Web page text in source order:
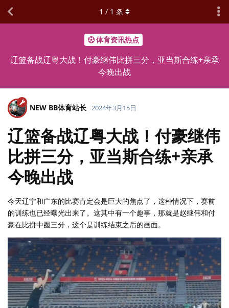
体育资讯热点
辽篮备战辽粤大战！付豪继伟比拼三分，亚当斯合练+亲承
今晚出战
1 / 1 条
NEW BB体育站长 2024年3月15日
辽篮备战辽粤大战！付豪继伟
比拼三分，亚当斯合练+亲承
今晚出战
今天辽宁和广东的比赛肯定会是巨大的焦点了，这种情况下，赛前
的训练也已经曝光出来了。这其中有一个趣事，那就是赵继伟和付
豪在比拼中圈三分，这个是训练结束之后的画面。